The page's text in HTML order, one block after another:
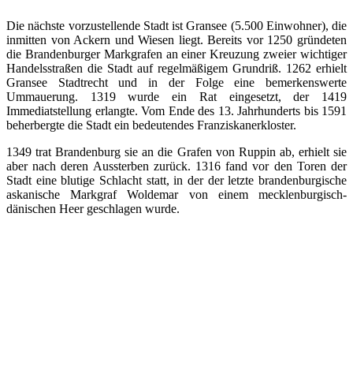
Die nächste vorzustellende Stadt ist Gransee (5.500 Einwohner), die
inmitten von Ackern und Wiesen liegt. Bereits vor 1250 gründeten
die Brandenburger Markgrafen an einer Kreuzung zweier wichtiger
Handelsstraßen die Stadt auf regelmäßigem Grundriß. 1262 erhielt
Gransee Stadtrecht und in der Folge eine bemerkenswerte
Ummauerung. 1319 wurde ein Rat eingesetzt, der 1419
Immediatstellung erlangte. Vom Ende des 13. Jahrhunderts bis 1591
beherbergte die Stadt ein bedeutendes Franziskanerkloster.
1349 trat Brandenburg sie an die Grafen von Ruppin ab, erhielt sie
aber nach deren Aussterben zurück. 1316 fand vor den Toren der
Stadt eine blutige Schlacht statt, in der der letzte brandenburgische
askanische Markgraf Woldemar von einem mecklenburgisch-
dänischen Heer geschlagen wurde.